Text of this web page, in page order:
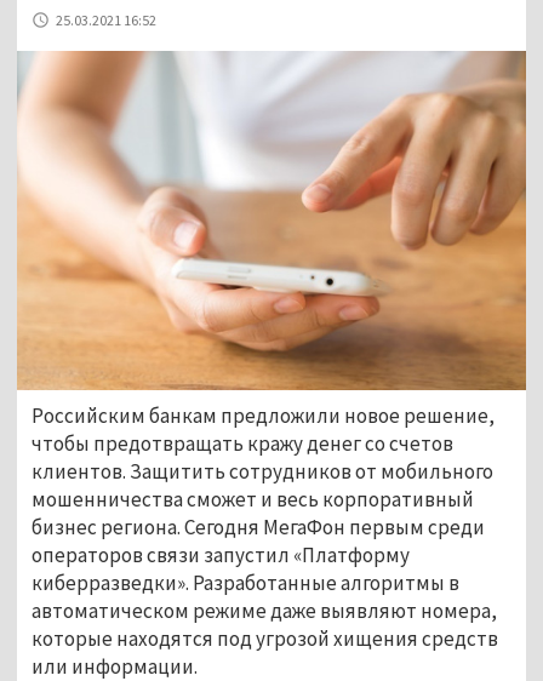
25.03.2021 16:52
Российским банкам предложили новое решение,
чтобы предотвращать кражу денег со счетов
клиентов. Защитить сотрудников от мобильного
мошенничества сможет и весь корпоративный
бизнес региона. Сегодня МегаФон первым среди
операторов связи запустил «Платформу
киберразведки». Разработанные алгоритмы в
автоматическом режиме даже выявляют номера,
которые находятся под угрозой хищения средств
или информации.